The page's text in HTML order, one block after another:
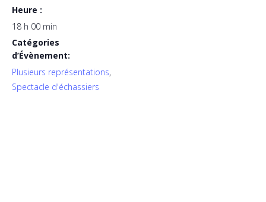
Heure :
18 h 00 min
Catégories
d’Évènement:
Plusieurs représentations,
Spectacle d'échassiers